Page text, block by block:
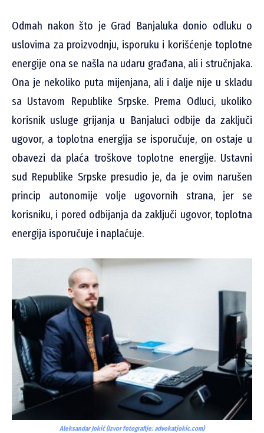
Odmah nakon što je Grad Banjaluka donio odluku o
uslovima za proizvodnju, isporuku i korišćenje toplotne
energije ona se našla na udaru građana, ali i stručnjaka.
Ona je nekoliko puta mijenjana, ali i dalje nije u skladu
sa Ustavom Republike Srpske. Prema Odluci, ukoliko
korisnik usluge grijanja u Banjaluci odbije da zaključi
ugovor, a toplotna energija se isporučuje, on ostaje u
obavezi da plaća troškove toplotne energije. Ustavni
sud Republike Srpske presudio je, da je ovim narušen
princip autonomije volje ugovornih strana, jer se
korisniku, i pored odbijanja da zaključi ugovor, toplotna
energija isporučuje i naplaćuje.
Aleksandar Jokić (Izvor fotografije: advokatjokic.com)